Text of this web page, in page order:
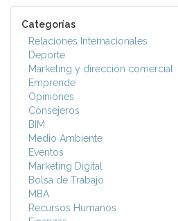
Categorías
Relaciones Internacionales
Deporte
Marketing y dirección comercial
Emprende
Opiniones
Consejeros
BIM
Medio Ambiente
Eventos
Marketing Digital
Bolsa de Trabajo
MBA
Recursos Humanos